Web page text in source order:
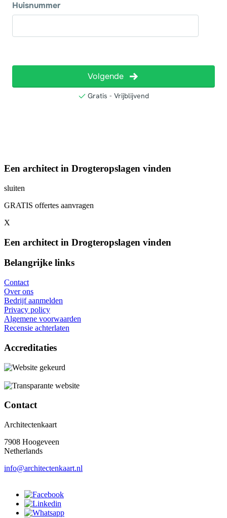
Een architect in Drogteropslagen vinden
sluiten
GRATIS offertes aanvragen
X
Een architect in Drogteropslagen vinden
Belangrijke links
Contact
Over ons
Bedrijf aanmelden
Privacy policy
Algemene voorwaarden
Recensie achterlaten
Accreditaties
Contact
Architectenkaart
7908 Hoogeveen
Netherlands
info@architectenkaart.nl